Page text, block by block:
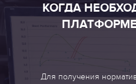
КОГДА
ПЛАТФОРМЕ
Для получения